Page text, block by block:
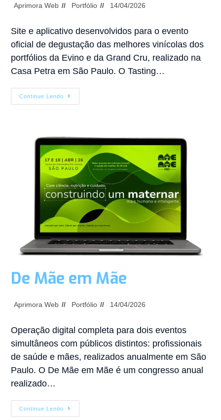
Aprimora Web Portfólio 14/04/2026
Site e aplicativo desenvolvidos para o evento
oficial de degustação das melhores vinícolas dos
portfólios da Evino e da Grand Cru, realizado na
Casa Petra em São Paulo. O Tasting…
Continue Lendo
De Mãe em Mãe
Aprimora Web Portfólio 14/04/2026
Operação digital completa para dois eventos
simultâneos com públicos distintos: profissionais
de saúde e mães, realizados anualmente em São
Paulo. O De Mãe em Mãe é um congresso anual
realizado…
Continue Lendo